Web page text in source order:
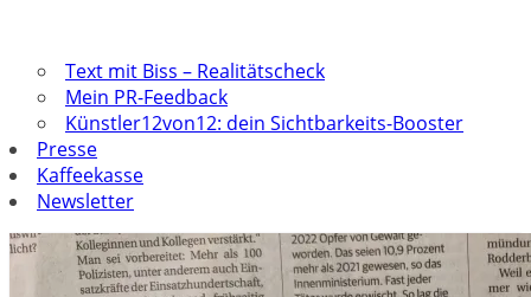
Text mit Biss – Realitätscheck
Mein PR-Feedback
Künstler12von12: dein Sichtbarkeits-Booster
Presse
Kaffeekasse
Newsletter